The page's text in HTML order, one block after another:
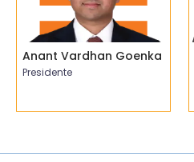
Presidente
Anant Vardhan Goenka